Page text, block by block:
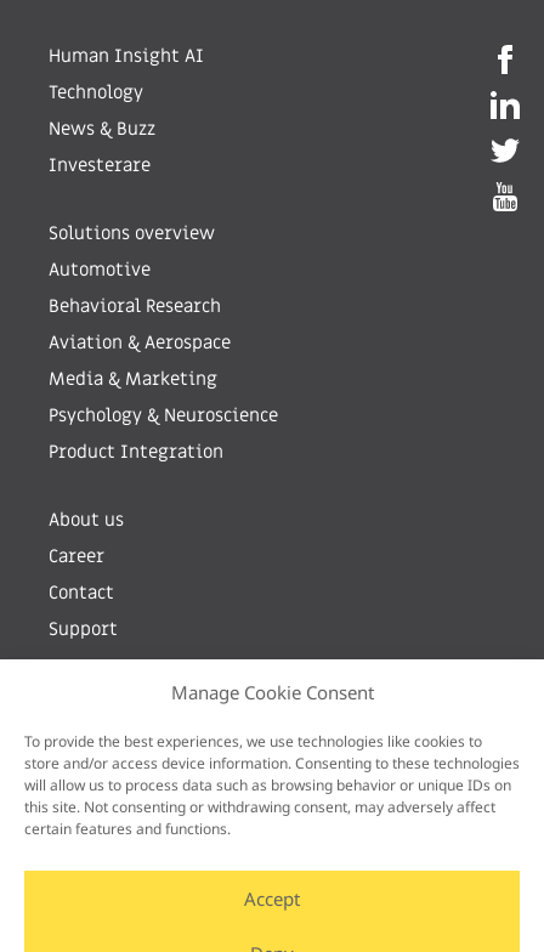
Manage Cookie Consent
To provide the best experiences, we use technologies like cookies to
store and/or access device information. Consenting to these technologies
will allow us to process data such as browsing behavior or unique IDs on
this site. Not consenting or withdrawing consent, may adversely affect
certain features and functions.
Accept
Human Insight AI
Technology
News & Buzz
Investerare
Solutions overview
Automotive
Behavioral Research
Aviation & Aerospace
Media & Marketing
Psychology & Neuroscience
Product Integration
About us
Career
Contact
Support
Prenumerera på vårt nyhetsbrev genom att
ange din mailadress